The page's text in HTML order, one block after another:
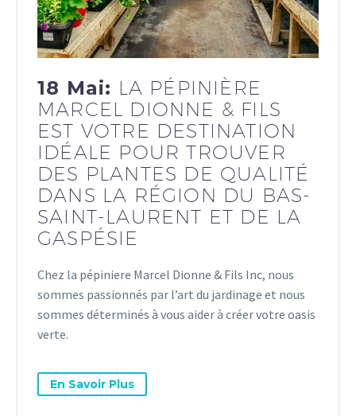
18 Mai: LA PÉPINIÈRE
MARCEL DIONNE & FILS
EST VOTRE DESTINATION
IDÉALE POUR TROUVER
DES PLANTES DE QUALITÉ
DANS LA RÉGION DU BAS-
SAINT-LAURENT ET DE LA
GASPÉSIE
Chez la pépiniere Marcel Dionne & Fils Inc, nous
sommes passionnés par l’art du jardinage et nous
sommes déterminés à vous aider à créer votre oasis
verte.
En Savoir Plus